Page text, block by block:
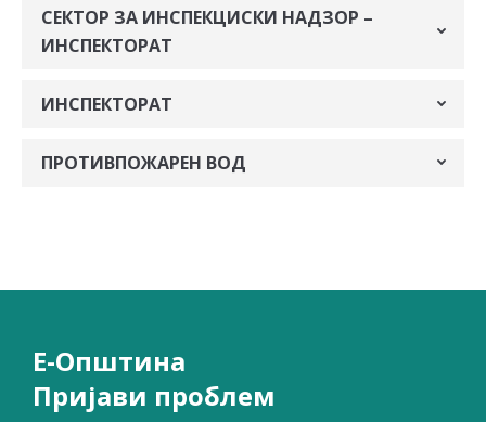
СЕКТОР ЗА ИНСПЕКЦИСКИ НАДЗОР –
ИНСПЕКТОРАТ
ИНСПЕКТОРАТ
ПРОТИВПОЖАРЕН ВОД
Е-Општина
Пријави проблем